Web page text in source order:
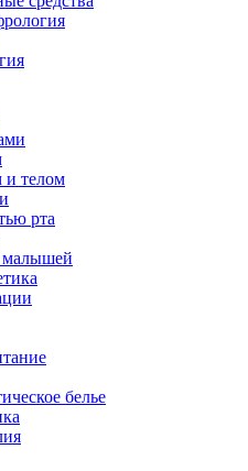
и телом
рта
малышей
белье